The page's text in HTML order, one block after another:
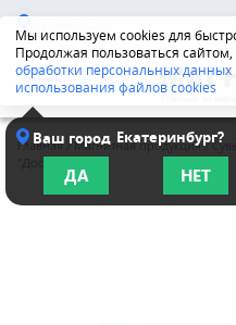
Мы используем cookies для
Продолжая пользоваться
обработки персональных данных
использования файлов cookies
Краснодар
Ваш город Екатеринбург?
ДА НЕТ
Главная /Магнитная продукция/
"Достоевский"